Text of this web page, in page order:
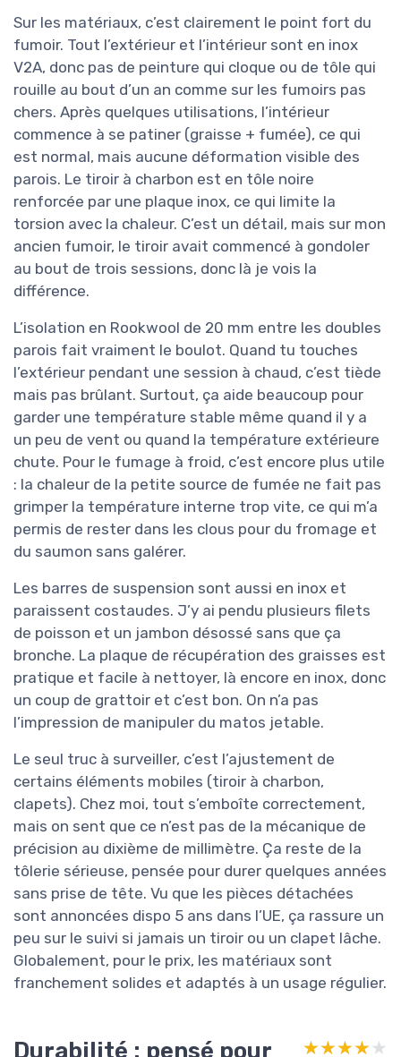
Sur les matériaux, c’est clairement le point fort du
fumoir. Tout l’extérieur et l’intérieur sont en inox
V2A, donc pas de peinture qui cloque ou de tôle qui
rouille au bout d’un an comme sur les fumoirs pas
chers. Après quelques utilisations, l’intérieur
commence à se patiner (graisse + fumée), ce qui
est normal, mais aucune déformation visible des
parois. Le tiroir à charbon est en tôle noire
renforcée par une plaque inox, ce qui limite la
torsion avec la chaleur. C’est un détail, mais sur mon
ancien fumoir, le tiroir avait commencé à gondoler
au bout de trois sessions, donc là je vois la
différence.
L’isolation en Rookwool de 20 mm entre les doubles
parois fait vraiment le boulot. Quand tu touches
l’extérieur pendant une session à chaud, c’est tiède
mais pas brûlant. Surtout, ça aide beaucoup pour
garder une température stable même quand il y a
un peu de vent ou quand la température extérieure
chute. Pour le fumage à froid, c’est encore plus utile
: la chaleur de la petite source de fumée ne fait pas
grimper la température interne trop vite, ce qui m’a
permis de rester dans les clous pour du fromage et
du saumon sans galérer.
Les barres de suspension sont aussi en inox et
paraissent costaudes. J’y ai pendu plusieurs filets
de poisson et un jambon désossé sans que ça
bronche. La plaque de récupération des graisses est
pratique et facile à nettoyer, là encore en inox, donc
un coup de grattoir et c’est bon. On n’a pas
l’impression de manipuler du matos jetable.
Le seul truc à surveiller, c’est l’ajustement de
certains éléments mobiles (tiroir à charbon,
clapets). Chez moi, tout s’emboîte correctement,
mais on sent que ce n’est pas de la mécanique de
précision au dixième de millimètre. Ça reste de la
tôlerie sérieuse, pensée pour durer quelques années
sans prise de tête. Vu que les pièces détachées
sont annoncées dispo 5 ans dans l’UE, ça rassure un
peu sur le suivi si jamais un tiroir ou un clapet lâche.
Globalement, pour le prix, les matériaux sont
franchement solides et adaptés à un usage régulier.
Durabilité : pensé pour ★★★★★
★★★★★